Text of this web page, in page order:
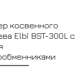
просмотр
косвенного
Elbi BST-300L с